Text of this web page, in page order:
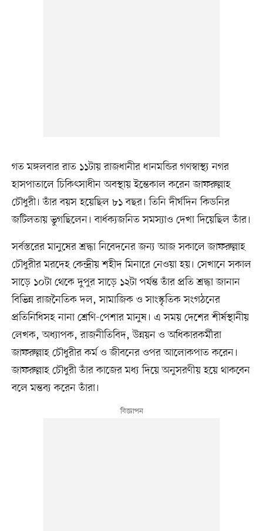
গত মঙ্গলবার রাত ১১টায় রাজধানীর ধানমন্ডির গণস্বাস্থ্য নগর
হাসপাতালে চিকিৎসাধীন অবস্থায় ইন্তেকাল করেন জাফরুল্লাহ
চৌধুরী। তাঁর বয়স হয়েছিল ৮১ বছর। তিনি দীর্ঘদিন কিডনির
জটিলতায় ভুগছিলেন। বার্ধক্যজনিত সমস্যাও দেখা দিয়েছিল তাঁর।
সর্বস্তরের মানুষের শ্রদ্ধা নিবেদনের জন্য আজ সকালে জাফরুল্লাহ
চৌধুরীর মরদেহ কেন্দ্রীয় শহীদ মিনারে নেওয়া হয়। সেখানে সকাল
সাড়ে ১০টা থেকে দুপুর সাড়ে ১২টা পর্যন্ত তাঁর প্রতি শ্রদ্ধা জানান
বিভিন্ন রাজনৈতিক দল, সামাজিক ও সাংস্কৃতিক সংগঠনের
প্রতিনিধিসহ নানা শ্রেণি-পেশার মানুষ। এ সময় দেশের শীর্ষস্থানীয়
লেখক, অধ্যাপক, রাজনীতিবিদ, উন্নয়ন ও অধিকারকর্মীরা
জাফরুল্লাহ চৌধুরীর কর্ম ও জীবনের ওপর আলোকপাত করেন।
জাফরুল্লাহ চৌধুরী তাঁর কাজের মধ্য দিয়ে অনুসরণীয় হয়ে থাকবেন
বলে মন্তব্য করেন তাঁরা।